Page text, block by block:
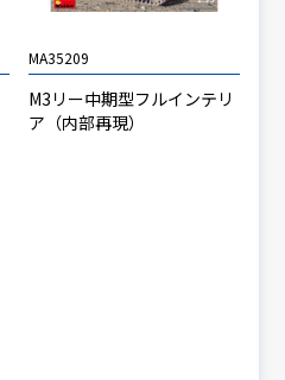
MA35209
M3リー中期型フルインテリ
ア（内部再現）